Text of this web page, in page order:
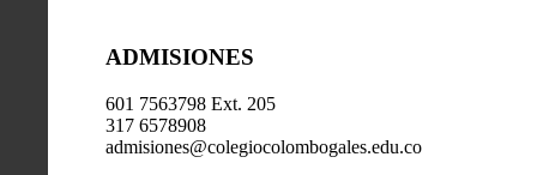
ADMISIONES
601 7563798 Ext. 205
317 6578908
admisiones@colegiocolombogales.edu.co